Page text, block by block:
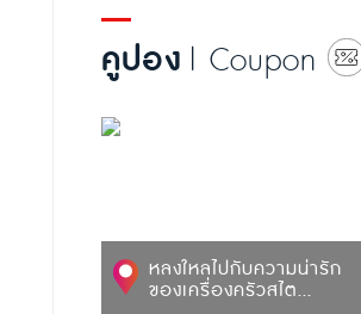
คูปอง | Coupon
หลงใหลไปกับความน่ารัก
ของเครื่องครัวสไต...